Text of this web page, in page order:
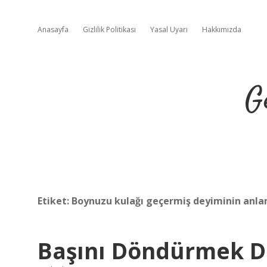
Anasayfa Gizlilik Politikası Yasal Uyarı Hakkımızda
Etiket: Boynuzu kulağı geçermiş deyiminin
Başını Döndürmek